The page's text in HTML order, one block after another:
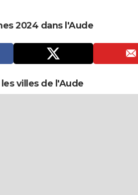
2024 dans l'Aude
villes de l'Aude